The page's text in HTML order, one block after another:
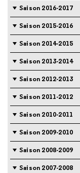
Saison 2016-2017
Saison 2015-2016
Saison 2014-2015
Saison 2013-2014
Saison 2012-2013
Saison 2011-2012
Saison 2010-2011
Saison 2009-2010
Saison 2008-2009
Saison 2007-2008